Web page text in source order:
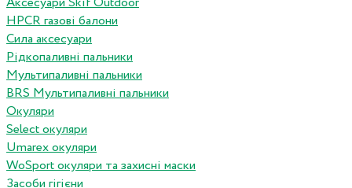
HPCR газові балони
Сила аксесуари
Рідкопаливні пальники
Мультипаливні пальники
BRS Мультипаливні пальники
Окуляри
Select окуляри
Umarex окуляри
WoSport окуляри та захисні маски
Засоби гігієни